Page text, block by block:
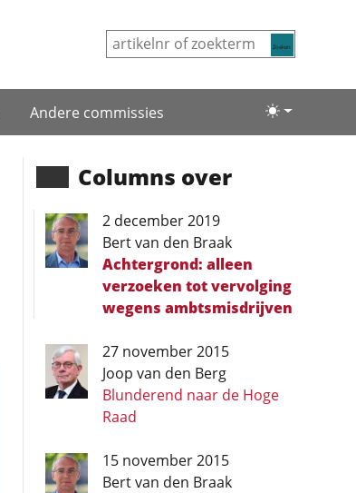
Lichte/
Andere commissies
Columns over
2 december 2019
Bert van den Braak
Achtergrond: alleen
verzoeken tot vervolging
wegens ambtsmisdrijven
27 november 2015
Joop van den Berg
Blunderend naar de Hoge
Raad
15 november 2015
Bert van den Braak